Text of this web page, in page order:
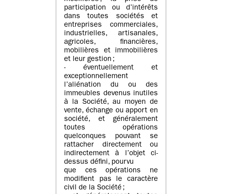
participation ou d’intérêts
dans toutes sociétés et
entreprises commerciales,
industrielles, artisanales,
agricoles, financières,
mobilières et immobilières
et leur gestion ;
- éventuellement et
exceptionnellement
l’aliénation du ou des
immeubles devenus inutiles
à la Société, au moyen de
vente, échange ou apport en
société, et généralement
toutes opérations
quelconques pouvant se
rattacher directement ou
indirectement à l’objet ci-
dessus défini, pourvu
que ces opérations ne
modifient pas le caractère
civil de la Société ;